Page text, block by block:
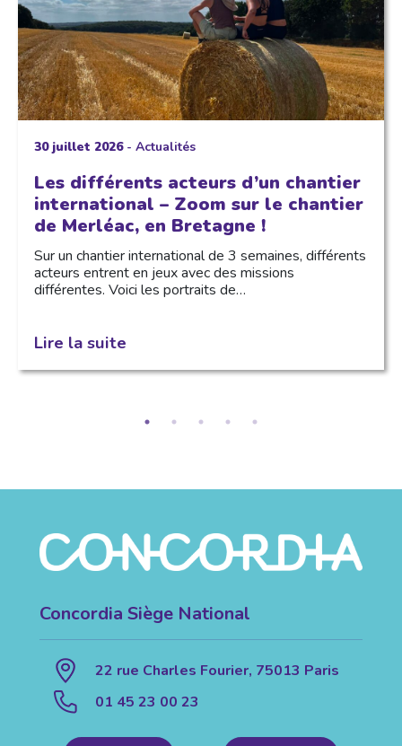
30 juillet 2026- Actualités
Les différents acteurs d’un chantier
international – Zoom sur le chantier
de Merléac, en Bretagne !
Sur un chantier international de 3 semaines, différents
acteurs entrent en jeux avec des missions
différentes. Voici les portraits de…
Lire la suite
Concordia Siège National
22 rue Charles Fourier, 75013 Paris
01 45 23 00 23